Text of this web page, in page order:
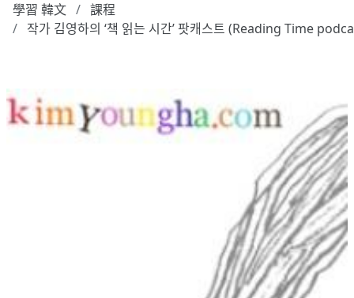
學習 韓文
課程
작가 김영하의 ‘책 읽는 시간’ 팟캐스트 (Reading Time